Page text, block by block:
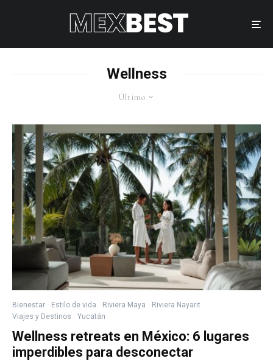
Wellness
Último
Bienestar Estilo de vida Riviera Maya
Riviera Nayarit
Viajes y Destinos
Yucatán
Wellness retreats en México: 6 lugares
imperdibles para desconectar